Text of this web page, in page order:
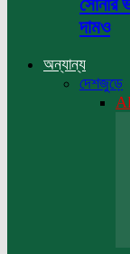
সোনার
দামও
অন্যান্য
দেশজুড়ে